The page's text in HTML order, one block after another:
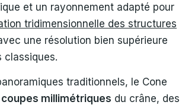
et un rayonnement adapté pour
tridimensionnelle des structures
une résolution bien supérieure
classiques.
traditionnels, le Cone
coupes millimétriques du crâne, des